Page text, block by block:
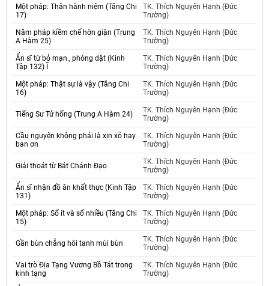
Một pháp: Thân hành niệm (Tăng Chi
17)
TK. Thích Nguyên Hạnh (Đức
Trường)
Năm pháp kiềm chế hờn giận (Trung
A Hàm 25)
TK. Thích Nguyên Hạnh (Đức
Trường)
Ẩn sĩ từ bỏ mạn., phóng dật (Kinh
Tập 132) Ĩ
TK. Thích Nguyên Hạnh (Đức
Trường)
Một pháp: Thật sự là vậy (Tăng Chi
16)
TK. Thích Nguyên Hạnh (Đức
Trường)
Tiếng Sư Tử hống (Trung A Hàm 24)
TK. Thích Nguyên Hạnh (Đức
Trường)
Cầu nguyện không phải là xin xỏ hay
ban ơn
TK. Thích Nguyên Hạnh (Đức
Trường)
Giải thoát từ Bát Chánh Đạo
TK. Thích Nguyên Hạnh (Đức
Trường)
Ẩn sĩ nhận đồ ăn khất thực (Kinh Tập
131)
TK. Thích Nguyên Hạnh (Đức
Trường)
Một pháp: Số ít và số nhiều (Tăng Chi
15)
TK. Thích Nguyên Hạnh (Đức
Trường)
Gần bùn chẳng hôi tanh mùi bùn
TK. Thích Nguyên Hạnh (Đức
Trường)
Vai trò Địa Tạng Vương Bồ Tát trong
kinh tạng
TK. Thích Nguyên Hạnh (Đức
Trường)